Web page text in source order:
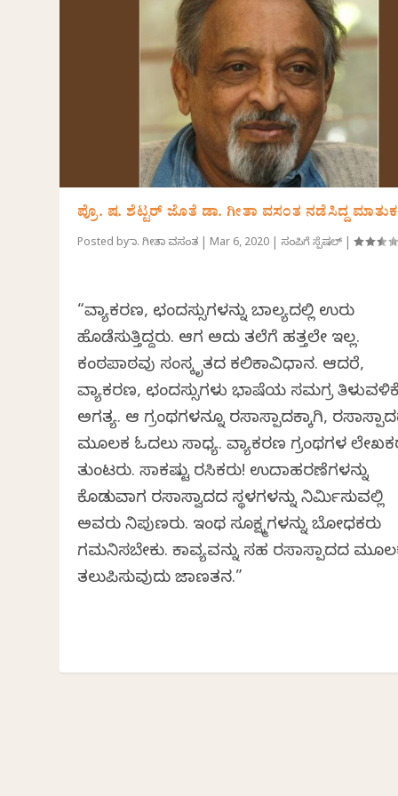
ಪ್ರೊ. ಷ. ಶೆಟ್ಟರ್ ಜೊತೆ ಡಾ. ಗೀತಾ ವಸಂತ ನಡೆಸಿದ್ದ
Posted byಡಾ. ಗೀತಾ ವಸಂತ Mar 6, 2020 ಸಂಪಿಗೆ ಸ್ಪೆಷಲ್ |
“ವ್ಯಾಕರಣ, ಛಂದಸ್ಸುಗಳನ್ನು ಬಾಲ್ಯದಲ್ಲಿ ಉರು
ಹೊಡೆಸುತ್ತಿದ್ದರು. ಆಗ ಅದು ತಲೆಗೆ ಹತ್ತಲೇ ಇಲ್ಲ.
ಕಂಠಪಾಠವು ಸಂಸ್ಕೃತದ ಕಲಿಕಾವಿಧಾನ. ಆದರೆ,
ವ್ಯಾಕರಣ, ಛಂದಸ್ಸುಗಳು ಭಾಷೆಯ ಸಮಗ್ರ
ಅಗತ್ಯ. ಆ ಗ್ರಂಥಗಳನ್ನೂ ರಸಾಸ್ಪಾದಕ್ಕಾಗಿ,
ಮೂಲಕ ಓದಲು ಸಾಧ್ಯ. ವ್ಯಾಕರಣ ಗ್ರಂಥಗಳ
ತುಂಟರು. ಸಾಕಷ್ಟು ರಸಿಕರು! ಉದಾಹರಣೆಗಳನ್ನು
ಕೊಡುವಾಗ ರಸಾಸ್ವಾದದ ಸ್ಥಳಗಳನ್ನು ನಿರ್ಮಿಸುವಲ್ಲಿ
ಅವರು ನಿಪುಣರು. ಇಂಥ ಸೂಕ್ಷ್ಮಗಳನ್ನು ಬೋಧಕರು
ಗಮನಿಸಬೇಕು. ಕಾವ್ಯವನ್ನು ಸಹ ರಸಾಸ್ಪಾದದ
ತಲುಪಿಸುವುದು ಜಾಣತನ.”